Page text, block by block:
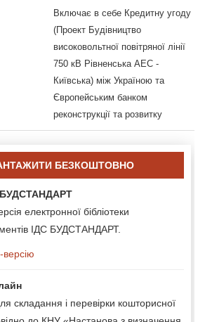
Включає в себе Кредитну угоду
(Проект Будівництво
високовольтної повітряної лінії
750 кВ Рівненська АЕС -
Київська) між Україною та
Європейським банком
реконструкції та розвитку
БЕЗКОШТОВНО
БУДСТАНДАРТ
електронної бібліотеки
ІДС БУДСТАНДАРТ.
складання і перевірки кошторисної